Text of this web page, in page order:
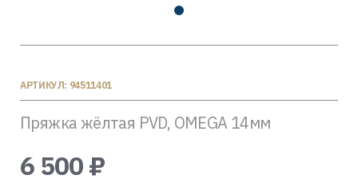
АРТИКУЛ: 94511401
Пряжка жёлтая PVD, OMEGA 14мм
6 500 ₽